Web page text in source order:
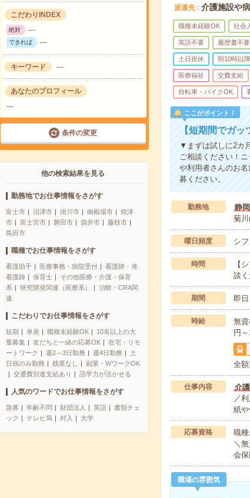
こだわりINDEX
絶対 ---
できれば ---
キーワード ---
あなたのプロフィール
---
条件の変更
他の検索結果を見る
勤務地でお仕事情報をさがす
富士市 沼津市 掛川市 御殿場市
焼津
市
富士宮市 磐田市 袋井市
藤枝市
島田市
職種でお仕事情報をさがす
看護助手 医療事務・病院受付
看護師・准
看護師
保育士
その他医療・介護・保育
系
研究開発関連（医療系）
治験・CRA関
連
こだわりでお仕事情報をさがす
短期 単発 職種未経験OK
10名以上の大
量募集
友だちと一緒の応募OK
在宅・リモ
ートワーク
週2～3日勤務 週4日勤務
土
日祝のみ勤務
残業なし
副業・WワークOK
交通費別途支給あり
語学力が活かせる
人気のワードでお仕事情報をさがす
急募 年齢不問 財団法人 英語
書類チェ
ック
テレビ局 封入 大学
派遣先 介護施設や
職種未経験OK 社会
英語不要 履歴書不要
土日祝休 朝10時以
医療福祉 交費支給
自転車・バイクOK
ここがポイント！
【短期間でガ
▼まずは試しに2カ
ご相談ください！
や利用者さんのお
募ください。
勤務地
静
菊
曜日頻度 シ
時間
【
談く
期間 即
時給
無
円
全
仕事内容
介
／
紙
応募資格
職
＼
会
職場の雰囲気